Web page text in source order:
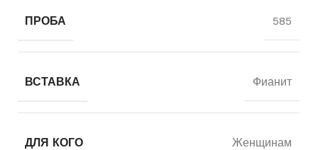
ПРОБА 585
ВСТАВКА Фианит
ДЛЯ КОГО Женщинам